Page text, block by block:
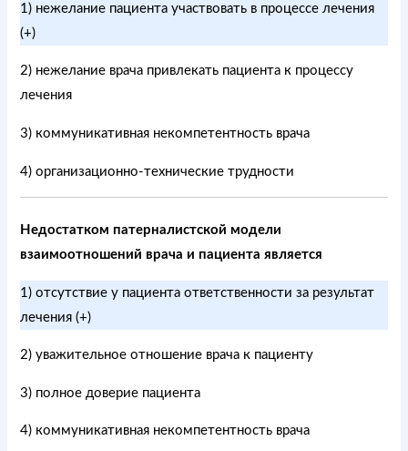
1) нежелание пациента участвовать в процессе лечения
(+)
2) нежелание врача привлекать пациента к процессу
лечения
3) коммуникативная некомпетентность врача
4) организационно-технические трудности
Недостатком патерналистской модели
взаимоотношений врача и пациента является
1) отсутствие у пациента ответственности за результат
лечения (+)
2) уважительное отношение врача к пациенту
3) полное доверие пациента
4) коммуникативная некомпетентность врача